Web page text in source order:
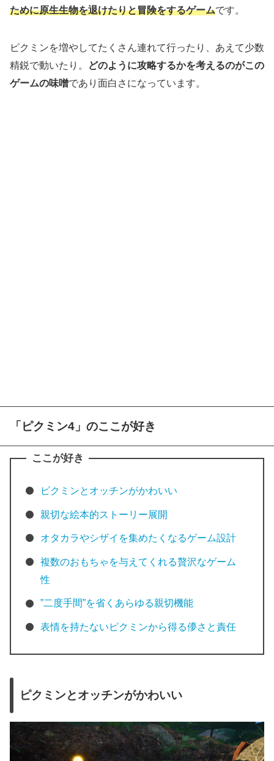
ために原生生物を退けたりと冒険をするゲームです。
ピクミンを増やしてたくさん連れて行ったり、あえて少数
精鋭で動いたり。
どのように攻略するかを考えるのがこの
ゲームの味噌であり面白さになっています。
「ピクミン4」のここが好き
ここが好き
ピクミンとオッチンがかわいい
親切な絵本的ストーリー展開
オタカラやシザイを集めたくなるゲーム設計
複数のおもちゃを与えてくれる贅沢なゲーム
性
”二度手間”を省くあらゆる親切機能
表情を持たないピクミンから得る儚さと責任
ピクミンとオッチンがかわいい